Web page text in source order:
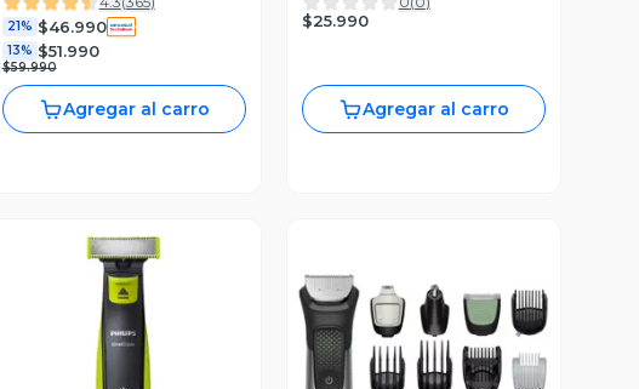
21% $46.990
13% $51.990
$59.990
Agregar al carro
Negro
$25.990
Agregar al carro